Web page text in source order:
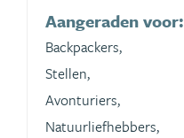
Aangeraden voor:
Backpackers,
Stellen,
Avonturiers,
Natuurliefhebbers,